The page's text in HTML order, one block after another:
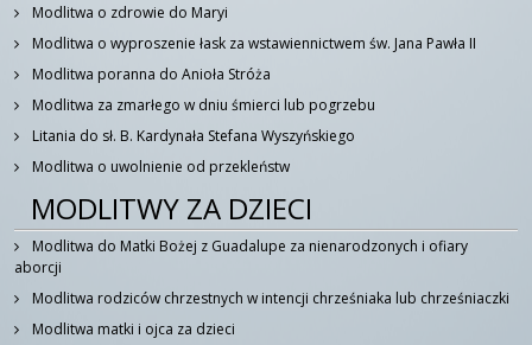
Modlitwa o zdrowie do Maryi
Modlitwa o wyproszenie łask za wstawiennictwem św. Jana Pawła II
Modlitwa poranna do Anioła Stróża
Modlitwa za zmarłego w dniu śmierci lub pogrzebu
Litania do sł. B. Kardynała Stefana Wyszyńskiego
Modlitwa o uwolnienie od przekleństw
MODLITWY ZA DZIECI
Modlitwa do Matki Bożej z Guadalupe za nienarodzonych i ofiary
aborcji
Modlitwa rodziców chrzestnych w intencji chrześniaka lub chrześniaczki
Modlitwa matki i ojca za dzieci